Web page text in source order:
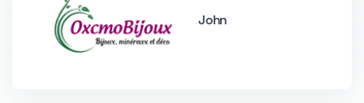
John